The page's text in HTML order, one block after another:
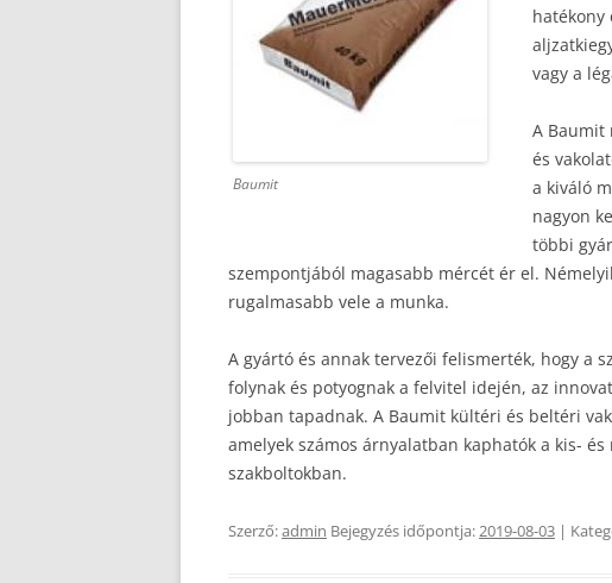
Baumit
hatékony
vagy a
A Baumit
és
a kiváló
nagyon
többi
szempontjából magasabb mércét ér el.
rugalmasabb vele a munka.
A gyártó és annak tervezői felismerték, hogy a
folynak és potyognak a felvitel idején, az
jobban tapadnak. A Baumit kültéri és beltéri
amelyek számos árnyalatban kaphatók a kis-
szakboltokban.
Szerző:admin Bejegyzés időpontja:2019-08-03 |